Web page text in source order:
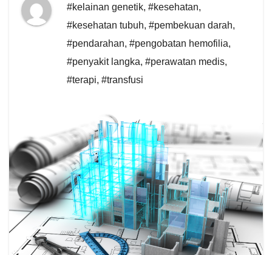
#kelainan genetik, #kesehatan,
#kesehatan tubuh, #pembekuan darah,
#pendarahan, #pengobatan hemofilia,
#penyakit langka, #perawatan medis,
#terapi, #transfusi